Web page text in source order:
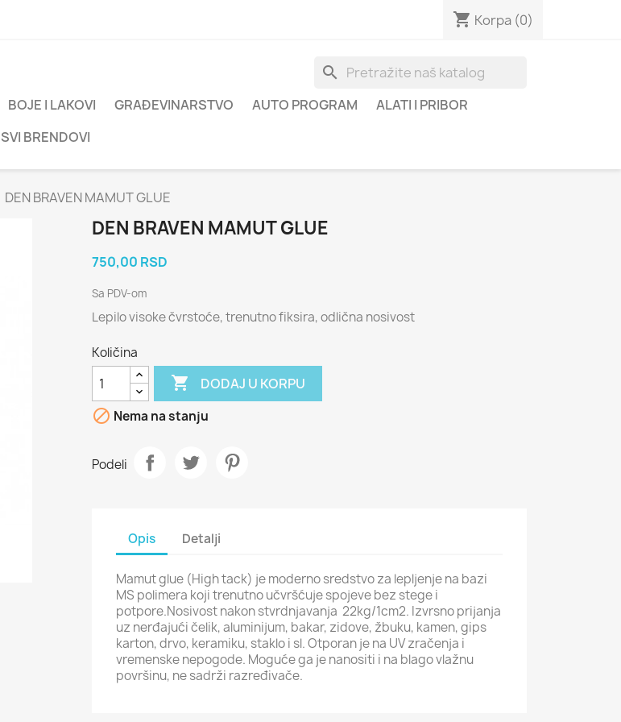
shopping_cart Korpa (0)
search
BOJE I LAKOVI GRAĐEVINARSTVO AUTO PROGRAM
ALATI I PRIBOR
SVI BRENDOVI
DEN BRAVEN MAMUT GLUE
DEN BRAVEN MAMUT GLUE
750,00 RSD
Sa PDV-om
Lepilo visoke čvrstoće, trenutno fiksira, odlična nosivost
Količina
 DODAJ U KORPU
 Nema na stanju
Podeli
Opis Detalji
Mamut glue (High tack) je moderno sredstvo za lepljenje na bazi
MS polimera koji trenutno učvršćuje spojeve bez stege i
potpore.Nosivost nakon stvrdnjavanja 22kg/1cm2. Izvrsno prijanja
uz nerđajući čelik, aluminijum, bakar, zidove, žbuku, kamen, gips
karton, drvo, keramiku, staklo i sl. Otporan je na UV zračenja i
vremenske nepogode. Moguće ga je nanositi i na blago vlažnu
površinu, ne sadrži razređivače.